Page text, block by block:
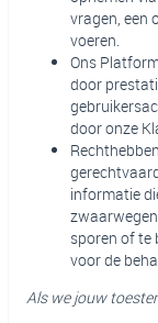
vragen, een
voeren.
Ons
door
door onze
informatie
sporen of te
voor de
Als we jouw